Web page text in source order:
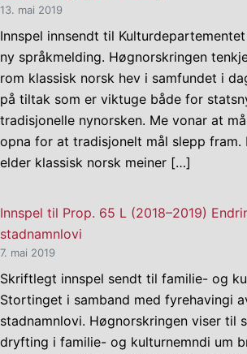
13. mai 2019
Innspel innsendt til
ny språkmelding. Høgnorskringen
rom klassisk norsk hev i samfundet i
på tiltak som er viktuge både for
tradisjonelle nynorsken. Me vonar at
opna for at tradisjonelt mål slepp fram.
elder klassisk norsk meiner […]
Innspel til Prop. 65 L (2018–2019)
stadnamnlovi
7. mai 2019
Skriftlegt innspel sendt til familie- og
Stortinget i samband med fyrehavingi
stadnamnlovi. Høgnorskringen viser til
dryfting i familie- og kulturnemndi um